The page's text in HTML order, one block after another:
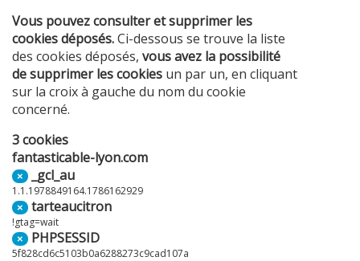
Vous pouvez consulter et supprimer les
cookies déposés.Ci-dessous se trouve la liste
des cookies déposés, vous avez la possibilité
de supprimer les cookies un par un, en cliquant
sur la croix à gauche du nom du cookie
concerné.
3 cookies
fantasticable-lyon.com
× _gcl_au
1.1.1978849164.1786162929
× tarteaucitron
!gtag=wait
× PHPSESSID
5f828cd6c5103b0a6288273c9cad107a